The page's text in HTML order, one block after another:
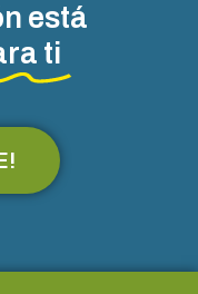
está
ti